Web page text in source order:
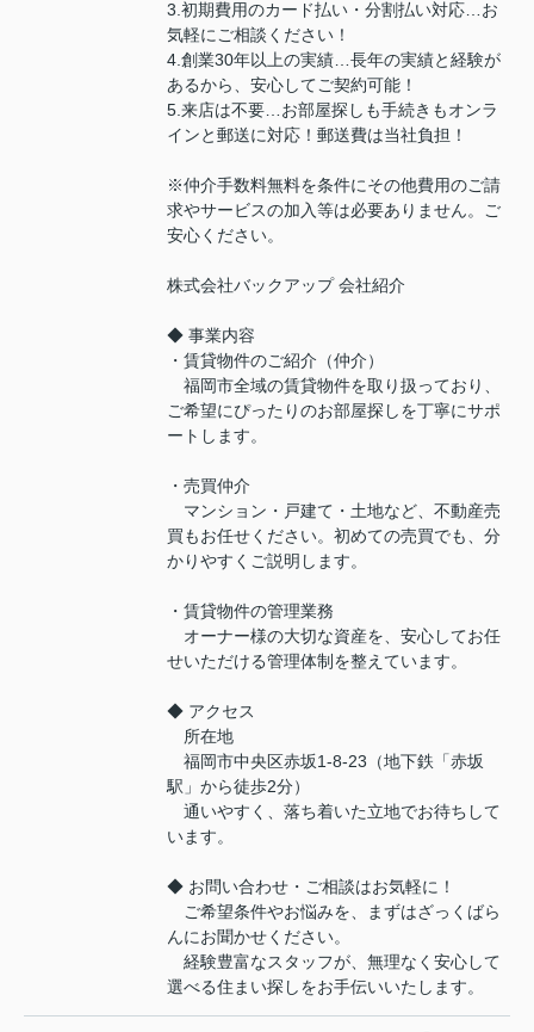
3.初期費用のカード払い・分割払い対応…お
気軽にご相談ください！
4.創業30年以上の実績…長年の実績と経験が
あるから、安心してご契約可能！
5.来店は不要…お部屋探しも手続きもオンラ
インと郵送に対応！郵送費は当社負担！
※仲介手数料無料を条件にその他費用のご請
求やサービスの加入等は必要ありません。ご
安心ください。
株式会社バックアップ 会社紹介
◆ 事業内容
・賃貸物件のご紹介（仲介）
福岡市全域の賃貸物件を取り扱っており、
ご希望にぴったりのお部屋探しを丁寧にサポ
ートします。
・売買仲介
マンション・戸建て・土地など、不動産売
買もお任せください。初めての売買でも、分
かりやすくご説明します。
・賃貸物件の管理業務
オーナー様の大切な資産を、安心してお任
せいただける管理体制を整えています。
◆ アクセス
所在地
福岡市中央区赤坂1-8-23（地下鉄「赤坂
駅」から徒歩2分）
通いやすく、落ち着いた立地でお待ちして
います。
◆ お問い合わせ・ご相談はお気軽に！
ご希望条件やお悩みを、まずはざっくばら
んにお聞かせください。
経験豊富なスタッフが、無理なく安心して
選べる住まい探しをお手伝いいたします。